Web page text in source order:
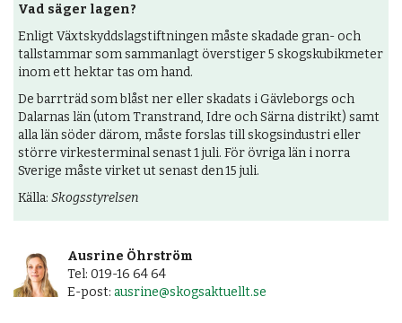
Vad säger lagen?
Enligt Växtskyddslagstiftningen måste skadade gran- och
tallstammar som sammanlagt överstiger 5 skogskubikmeter
inom ett hektar tas om hand.
De barrträd som blåst ner eller skadats i Gävleborgs och
Dalarnas län (utom Transtrand, Idre och Särna distrikt) samt
alla län söder därom, måste forslas till skogsindustri eller
större virkesterminal senast 1 juli. För övriga län i norra
Sverige måste virket ut senast den 15 juli.
Källa: Skogsstyrelsen
Ausrine Öhrström
Tel: 019-16 64 64
E-post: ausrine@skogsaktuellt.se